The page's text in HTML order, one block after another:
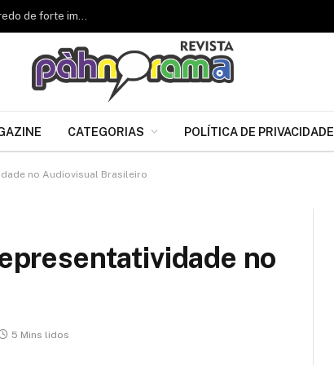
Renascer de Jacarepaguá celebra 34 anos e apresenta enredo de forte impacto para o Carnaval 2027
CATEGORIAS POLÍTICA DE PRIVACIDADE
no Audiovisual Brasileiro
no
5 Mins lidos